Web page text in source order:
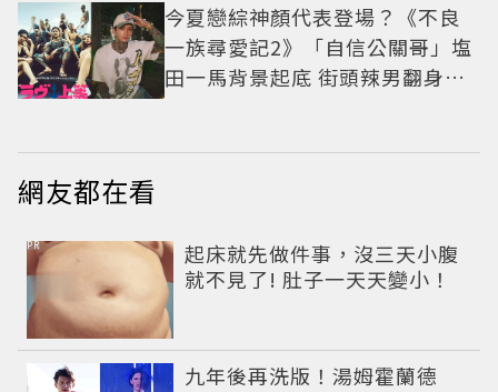
今夏戀綜神顏代表登場？《不良
一族尋愛記2》「自信公關哥」塩
田一馬背景起底 街頭辣男翻身當
網友都在看
起床就先做件事，沒三天小腹
就不見了! 肚子一天天變小！
PR
九年後再洗版！湯姆霍蘭德